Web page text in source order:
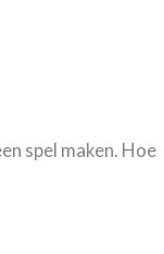
spel maken. Hoe